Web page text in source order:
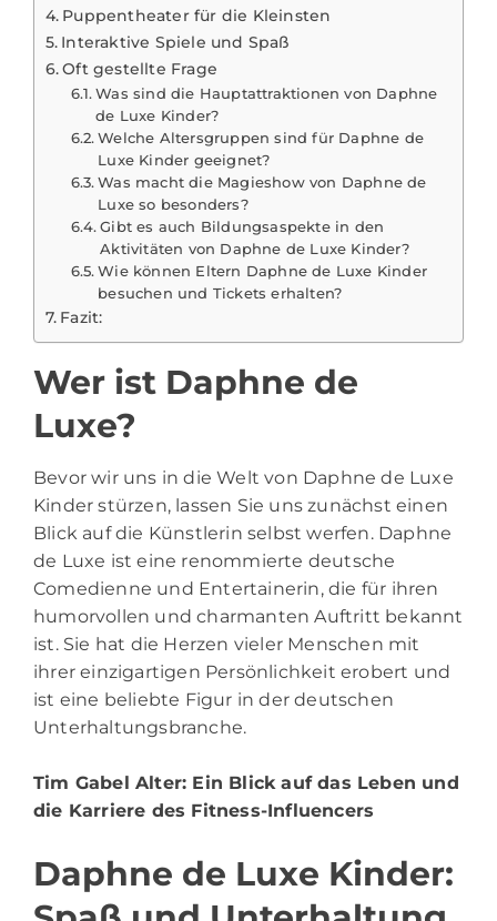
Puppentheater für die Kleinsten
Interaktive Spiele und Spaß
Oft gestellte Frage
Was sind die Hauptattraktionen von Daphne
de Luxe Kinder?
Welche Altersgruppen sind für Daphne de
Luxe Kinder geeignet?
Was macht die Magieshow von Daphne de
Luxe so besonders?
Gibt es auch Bildungsaspekte in den
Aktivitäten von Daphne de Luxe Kinder?
Wie können Eltern Daphne de Luxe Kinder
besuchen und Tickets erhalten?
Fazit:
Wer ist Daphne de
Luxe?
Bevor wir uns in die Welt von Daphne de Luxe
Kinder stürzen, lassen Sie uns zunächst einen
Blick auf die Künstlerin selbst werfen. Daphne
de Luxe ist eine renommierte deutsche
Comedienne und Entertainerin, die für ihren
humorvollen und charmanten Auftritt bekannt
ist. Sie hat die Herzen vieler Menschen mit
ihrer einzigartigen Persönlichkeit erobert und
ist eine beliebte Figur in der deutschen
Unterhaltungsbranche.
Tim Gabel Alter: Ein Blick auf das Leben und
die Karriere des Fitness-Influencers
Daphne de Luxe Kinder: